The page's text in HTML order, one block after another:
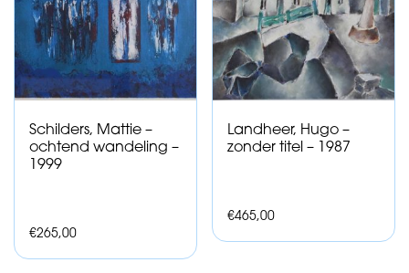
Schilders, Mattie –
ochtend wandeling –
1999
€265,00
Landheer, Hugo –
zonder titel – 1987
€465,00